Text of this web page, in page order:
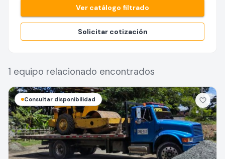
Ver catálogo filtrado
Solicitar cotización
1 equipo relacionado encontrados
Consultar disponibilidad